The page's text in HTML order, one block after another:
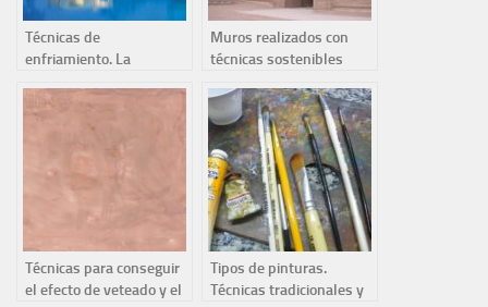
Técnicas de
enfriamiento. La
Muros realizados con
técnicas sostenibles
Técnicas para conseguir
el efecto de veteado y el
Tipos de pinturas.
Técnicas tradicionales y